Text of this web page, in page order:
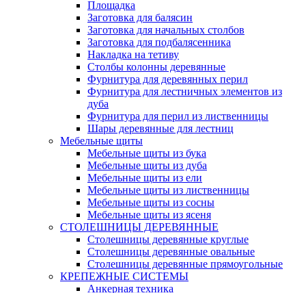
Площадка
Заготовка для балясин
Заготовка для начальных столбов
Заготовка для подбалясенника
Накладка на тетиву
Столбы колонны деревянные
Фурнитура для деревянных перил
Фурнитура для лестничных элементов из
дуба
Фурнитура для перил из лиственницы
Шары деревянные для лестниц
Мебельные щиты
Мебельные щиты из бука
Мебельные щиты из дуба
Мебельные щиты из ели
Мебельные щиты из лиственницы
Мебельные щиты из сосны
Мебельные щиты из ясеня
СТОЛЕШНИЦЫ ДЕРЕВЯННЫЕ
Столешницы деревянные круглые
Столешницы деревянные овальные
Столешницы деревянные прямоугольные
КРЕПЕЖНЫЕ СИСТЕМЫ
Анкерная техника